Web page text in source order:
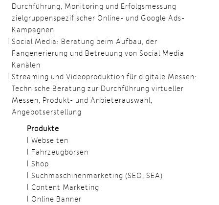
Durchführung, Monitoring und Erfolgsmessung
zielgruppenspezifischer Online- und Google Ads-
Kampagnen
Social Media: Beratung beim Aufbau, der
Fangenerierung und Betreuung von Social Media
Kanälen
Streaming und Videoproduktion für digitale Messen:
Technische Beratung zur Durchführung virtueller
Messen, Produkt- und Anbieterauswahl,
Angebotserstellung
Produkte
Webseiten
Fahrzeugbörsen
Shop
Suchmaschinenmarketing (SEO, SEA)
Content Marketing
Online Banner